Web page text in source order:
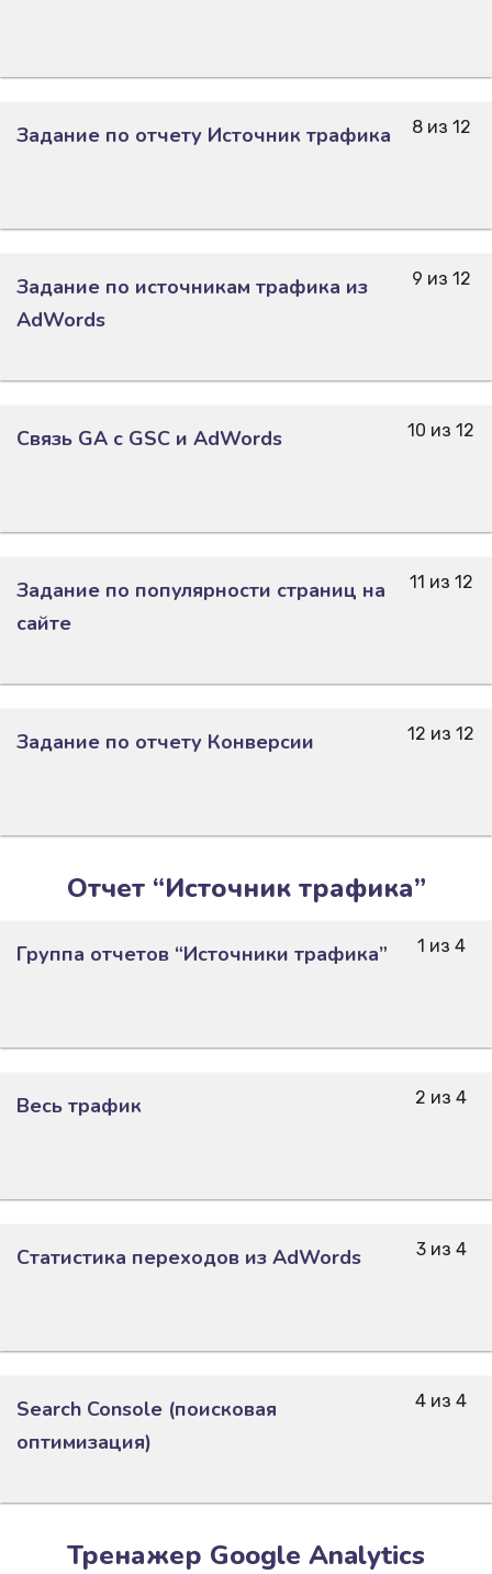
8 из 12
Задание по отчету Источник трафика
9 из 12
Задание по источникам трафика из
AdWords
10 из 12
Связь GA с GSC и AdWords
11 из 12
Задание по популярности страниц на
сайте
12 из 12
Задание по отчету Конверсии
Отчет “Источник трафика”
1 из 4
Группа отчетов “Источники трафика”
2 из 4
Весь трафик
3 из 4
Статистика переходов из AdWords
4 из 4
Search Console (поисковая
оптимизация)
Тренажер Google Analytics